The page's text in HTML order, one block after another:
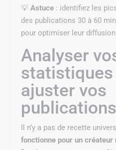
💡Astuce : identifiez les
des publications 30 à 60
pour optimiser leur
Analyser
ajuster vos
publications
Il n’y a pas de recette
fonctionne pour un créateur